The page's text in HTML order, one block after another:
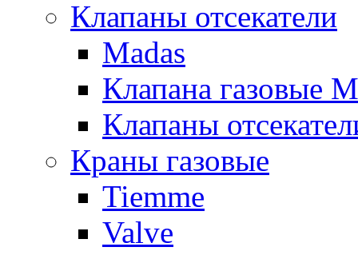
Клапаны отсекатели
Madas
Клапана газовые
Клапаны
Краны газовые
Tiemme
Valve